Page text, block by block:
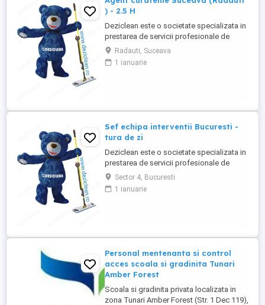
Követelmények: ...
) - 2.5 H
Deziclean este o societate specializata in
prestarea de servicii profesionale de
curatenie. Compania noastra asigura
servicii de curatenie in aproape toate
orasele mari din România. Angajam agenti
Radauti, Suceava
1 ianuarie
Sef echipa interventii Bucuresti -
tura de zi
Deziclean este o societate specializata in
prestarea de servicii profesionale de
curatenie. Compania noastra asigura
servicii de curatenie in aproape toate
orasele mari din România. Cautam: - Sef
Sector 4, Bucuresti
1 ianuarie
Personal mentenanta si control
acces scoala si gradinita Tunari
Amber Forest
Scoala si gradinita privata localizata in
zona Tunari Amber Forest (Str. 1 Dec 119),